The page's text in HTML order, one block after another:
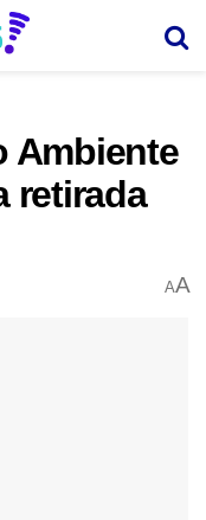
Ambiente
retirada
AA